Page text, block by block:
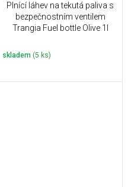
Plnící láhev na tekutá paliva s
bezpečnostním ventilem
Trangia Fuel bottle Olive 1l
skladem (5 ks)